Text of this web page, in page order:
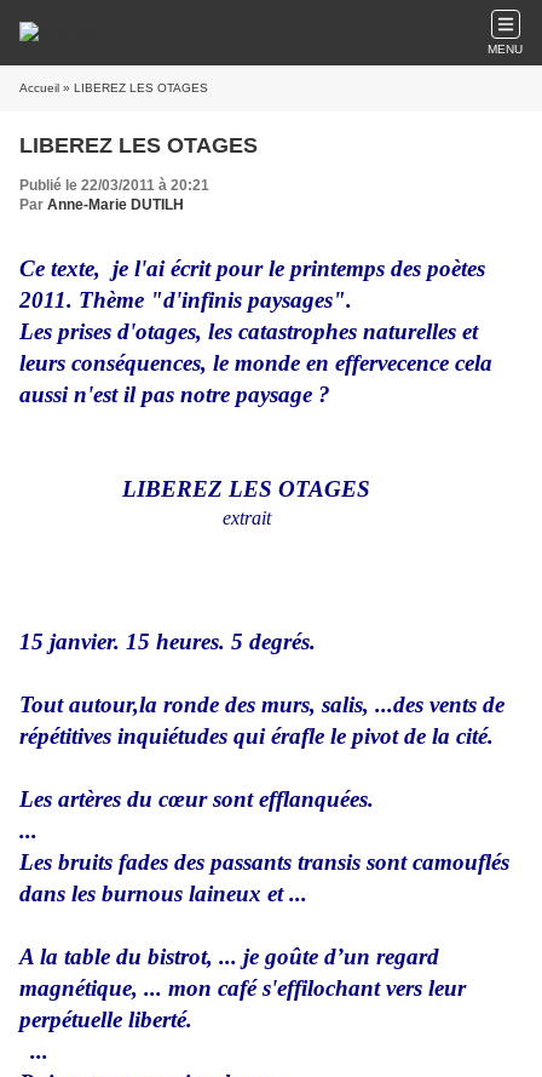
MENU
Accueil » LIBEREZ LES OTAGES
LIBEREZ LES OTAGES
Publié le 22/03/2011 à 20:21
Par Anne-Marie DUTILH
Ce texte, je l'ai écrit pour le printemps des poètes
2011. Thème "d'infinis paysages".
Les prises d'otages, les catastrophes naturelles et
leurs conséquences, le monde en effervecence cela
aussi n'est il pas notre paysage ?
LIBEREZ LES OTAGES
extrait
15 janvier. 15 heures. 5 degrés.
Tout autour,la ronde des murs, salis, ...des vents de
répétitives inquiétudes qui érafle le pivot de la cité.
Les artères du cœur sont efflanquées.
...
Les bruits fades des passants transis sont camouflés
dans les burnous laineux et ...
A la table du bistrot, ... je goûte d’un regard
magnétique, ... mon café s'effilochant vers leur
perpétuelle liberté.
...